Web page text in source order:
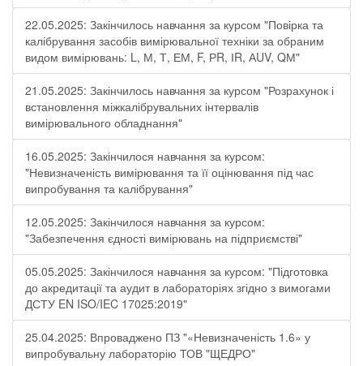
22.05.2025: Закінчилось навчання за курсом "Повірка та
калібрування засобів вимірювальної техніки за обраним
видом вимірювань: L, М, Т, ЕМ, F, РR, ІR, АUV, QМ"
21.05.2025: Закінчилось навчання за курсом "Розрахунок і
встановлення міжкалібрувальних інтервалів
вимірювального обладнання"
16.05.2025: Закінчилося навчання за курсом:
"Невизначеність вимірювання та її оцінювання під час
випробування та калібрування"
12.05.2025: Закінчилося навчання за курсом:
"Забезпечення єдності вимірювань на підприємстві"
05.05.2025: Закінчилося навчання за курсом: "Підготовка
до акредитації та аудит в лабораторіях згідно з вимогами
ДСТУ EN ISO/IEC 17025:2019"
25.04.2025: Впроваджено ПЗ "«Невизначеність 1.6» у
випробувальну лабораторію ТОВ "ЩЕДРО"